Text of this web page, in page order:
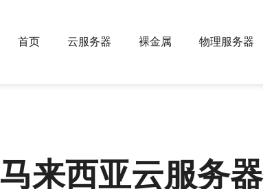
首页 云服务器 裸金属 物理服务器
马来西亚云服务